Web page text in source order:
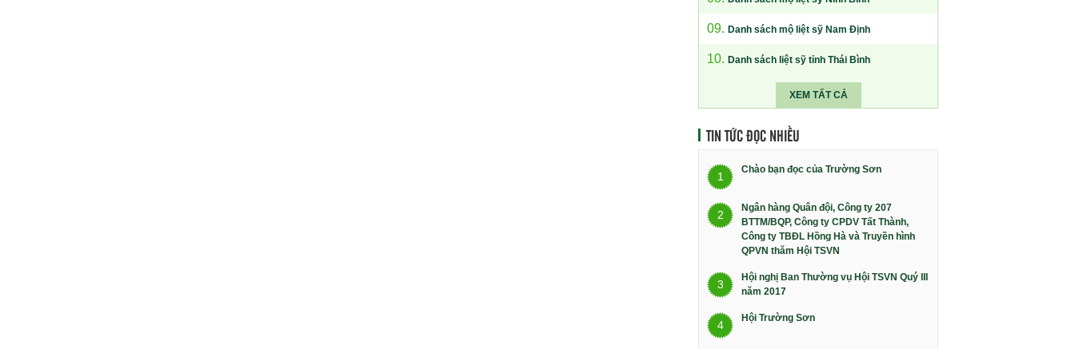
09. Danh sách mộ liệt sỹ Nam Định
10. Danh sách liệt sỹ tỉnh Thái Bình
XEM TẤT CẢ
TIN TỨC ĐỌC NHIỀU
1
Chào bạn đọc của Trường Sơn
2
Ngân hàng Quân đội, Công ty 207
BTTM/BQP, Công ty CPDV Tất Thành,
Công ty TBĐL Hồng Hà và Truyền hình
QPVN thăm Hội TSVN
3
Hội nghị Ban Thường vụ Hội TSVN Quý III
năm 2017
4
Hội Trường Sơn